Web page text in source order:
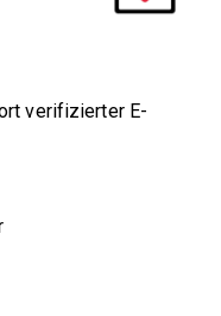
verifizierter E-